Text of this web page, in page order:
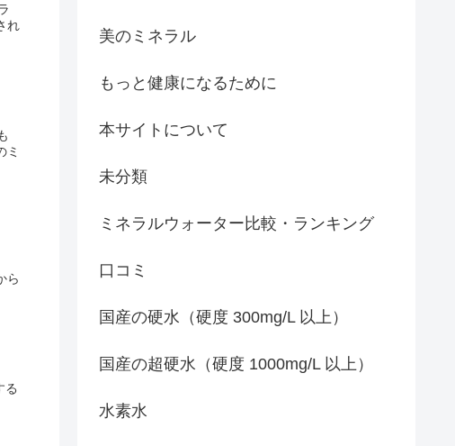
れ
ミ
ら
る
美のミネラル
もっと健康になるために
本サイトについて
未分類
ミネラルウォーター比較・ランキング
口コミ
国産の硬水（硬度 300mg/L 以上）
国産の超硬水（硬度 1000mg/L 以上）
水素水